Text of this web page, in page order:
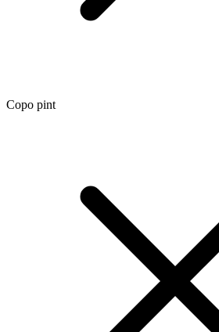
Copo pint